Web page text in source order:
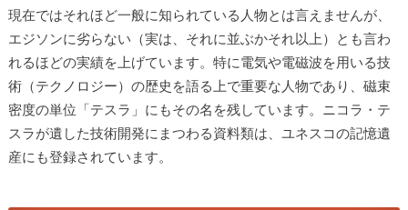
現在ではそれほど一般に知られている人物とは言えませんが、
エジソンに劣らない（実は、それに並ぶかそれ以上）とも言わ
れるほどの実績を上げています。特に電気や電磁波を用いる技
術（テクノロジー）の歴史を語る上で重要な人物であり、磁束
密度の単位「テスラ」にもその名を残しています。ニコラ・テ
スラが遺した技術開発にまつわる資料類は、ユネスコの記憶遺
産にも登録されています。